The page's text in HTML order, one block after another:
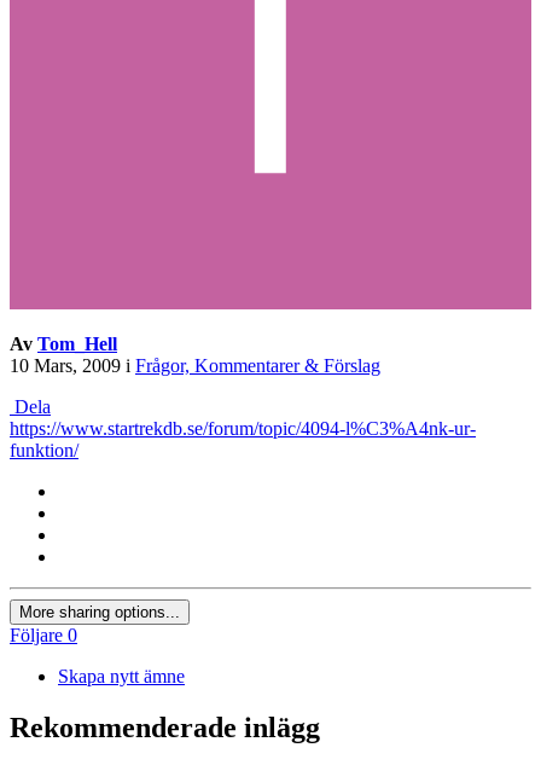
Av Tom_Hell
10 Mars, 2009 i Frågor, Kommentarer & Förslag
Dela
https://www.startrekdb.se/forum/topic/4094-l%C3%A4nk-ur-
funktion/
More sharing options...
Följare 0
Skapa nytt ämne
Rekommenderade inlägg